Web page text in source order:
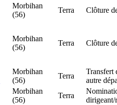
Morbihan
(56)
Terra Clôture
Morbihan
(56)
Terra Clôture
Morbihan
(56)
Terra
Transfert
autre
Morbihan
(56)
Terra
dirigeant/